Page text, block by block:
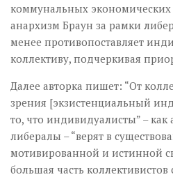
коммунальных
анархизм Браун за рамки
менее противопоставляет
коллективу, подчеркивая
Далее авторка пишет: “От
зрения [экзистенциальный
то, что индивидуалисты” – как
либералы – “верят в
мотивированной и истинной
большая часть